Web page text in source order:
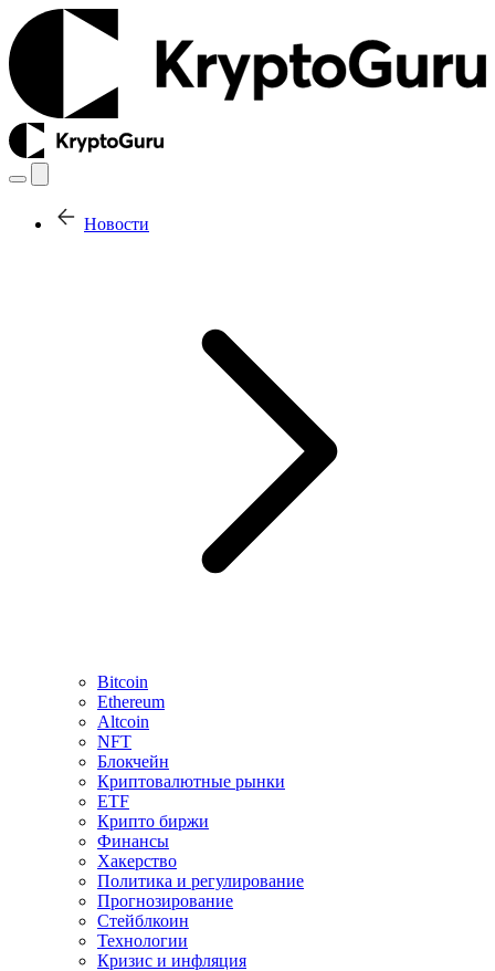
Новости
Bitcoin
Ethereum
Altcoin
NFT
Блокчейн
Криптовалютные рынки
ETF
Крипто биржи
Финансы
Хакерство
Политика и регулирование
Прогнозирование
Стейблкоин
Технологии
Кризис и инфляция